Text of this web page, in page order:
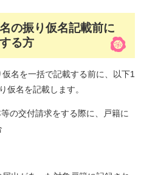
の振り仮名記載前に
る方
名を一括で記載する前に、以下1
仮名を記載します。
の交付請求をする際に、戸籍に